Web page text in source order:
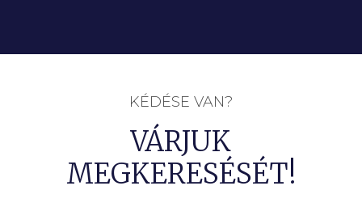
KÉDÉSE VAN?
VÁRJUK
MEGKERESÉSÉT!